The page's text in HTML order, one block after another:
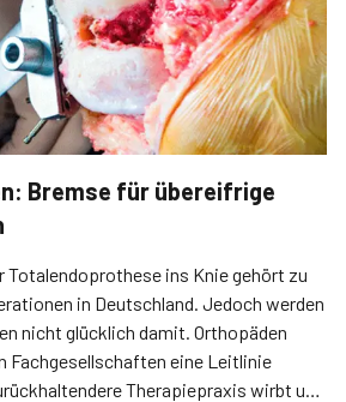
Bremse für übereifrige
Totalendoprothese ins Knie gehört zu
in Deutschland. Jedoch werden
nicht glücklich damit. Orthopäden
Fachgesellschaften eine Leitlinie
Therapie­praxis wirbt und